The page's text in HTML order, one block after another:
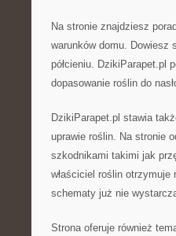
Na stronie znajdziesz
warunków domu. Dowiesz
półcieniu. DzikiParapet.pl
dopasowanie roślin do
DzikiParapet.pl stawia
uprawie roślin. Na stronie
szkodnikami takimi jak
właściciel roślin
schematy już nie
Strona oferuje również